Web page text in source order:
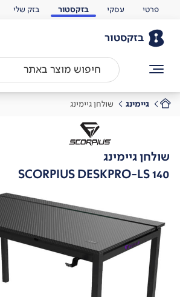
פרטי עסקי בזקסטור בזק שלי
בזקסטור
גיימינג שולחן גיימינג
שולחן גיימינג
SCORPIUS DESKPRO-LS 140